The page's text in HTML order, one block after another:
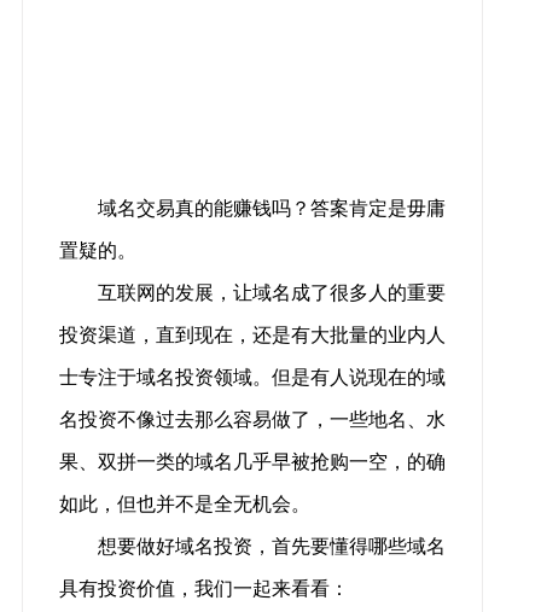
域名交易真的能赚钱吗？答案肯定是毋庸
置疑的。
互联网的发展，让域名成了很多人的重要
投资渠道，直到现在，还是有大批量的业内人
士专注于域名投资领域。但是有人说现在的域
名投资不像过去那么容易做了，一些地名、水
果、双拼一类的域名几乎早被抢购一空，的确
如此，但也并不是全无机会。
想要做好域名投资，首先要懂得哪些域名
具有投资价值，我们一起来看看：